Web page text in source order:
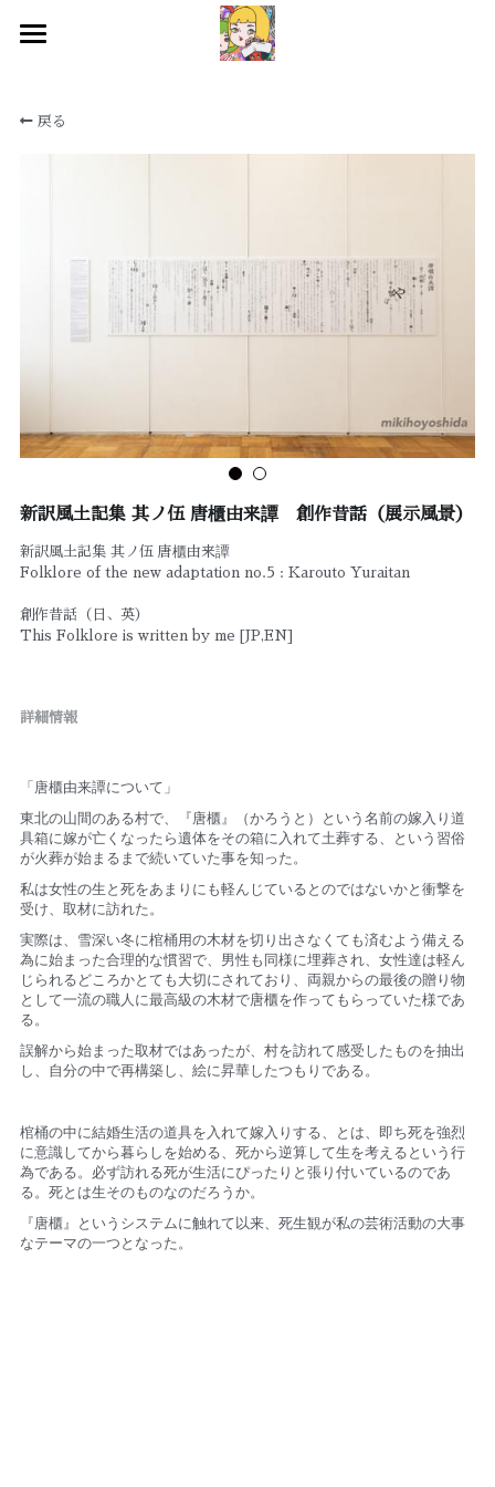
WORKS
CONTACT
戻る
新訳風土記集 其ノ伍 唐櫃由来譚 創作昔話（展示風景）
新訳風土記集 其ノ伍 唐櫃由来譚
Folklore of the new adaptation no.5 : Karouto Yuraitan
創作昔話（日、英）
This Folklore is written by me [JP,EN]
詳細情報
「唐櫃由来譚について」
東北の山間のある村で、『唐櫃』（かろうと）
という名前の嫁入り道
具箱に嫁が亡くなったら遺体をその箱に入れて土葬する、
という習俗
が火葬が始まるまで続いていた事を知った。
私は女性の生と死をあまりにも軽んじているとのではないかと衝撃を
受け、取材に訪れた。
実際は、 雪深い冬に棺桶用の木材を切り出さなくても済むよう備える
為に始まった合理的な慣習で、男性も同様に埋葬され、 女性達は軽ん
じられるどころかとても大切にされており、 両親からの最後の贈り物
として一流の職人に最高級の木材で唐櫃を作ってもらっていた様であ
る。
誤解から始まった取材ではあったが、 村を訪れて感受したものを抽出
し、自分の中で再構築し、 絵に昇華したつもりである。
棺桶の中に結婚生活の道具を入れて嫁入りする、とは、 即ち死を強烈
に意識してから暮らしを始める、 死から逆算して生を考えるという行
為である。 必ず訪れる死が生活にぴったりと張り付いているのであ
る。 死とは生そのものなのだろうか。
『唐櫃』というシステムに触れて以来、 死生観が私の芸術活動の大事
なテーマの一つとなった。